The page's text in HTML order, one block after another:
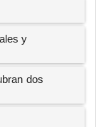
y
dos